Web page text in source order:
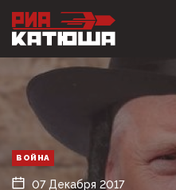
ВОЙНА
07 Декабря 2017